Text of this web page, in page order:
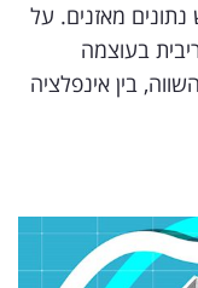
מאזנים. על
בעוצמה
בין אינפלציה